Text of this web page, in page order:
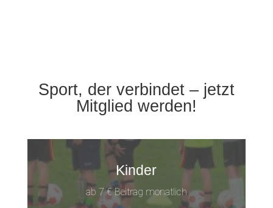
Sport, der verbindet – jetzt
Mitglied werden!
Kinder
ab 7 € Beitrag monatlich